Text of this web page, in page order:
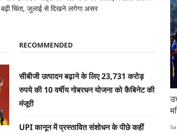
चिंता, जुलाई से दिखने लगेगा असर
RECOMMENDED
सीबीजी उत्पादन बढ़ाने के लिए 23,731 करोड़
रुपये की 10 वर्षीय गोबरधन योजना को कैबिनेट की
मंजूरी
UPI कानून में प्रस्तावित संशोधन के पीछे कहीं
के गांवों में बेटियों ने उठाया बल्ला, लोकप्रिय हो रहा
क्रिकेट
Kandwal Jan 3, 2025